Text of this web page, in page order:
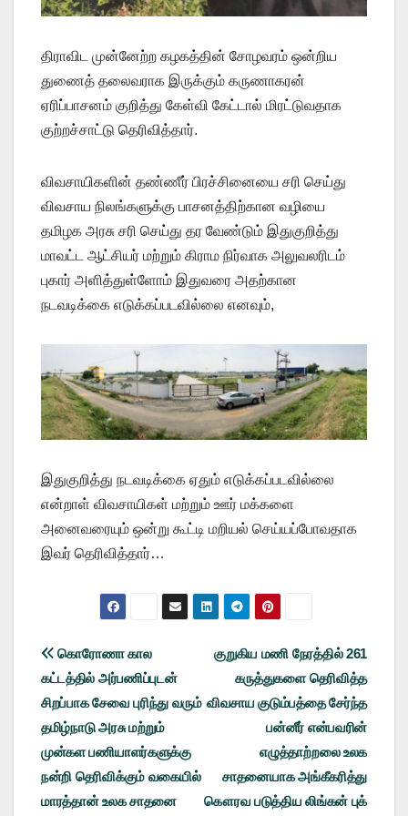
திராவிட முன்னேற்ற கழகத்தின் சோழவரம் ஒன்றிய
துணைத் தலைவராக இருக்கும் கருணாகரன்
ஏரிப்பாசனம் குறித்து கேள்வி கேட்டால் மிரட்டுவதாக
குற்றச்சாட்டு தெரிவித்தார்.
விவசாயிகளின் தண்ணீர் பிரச்சினையை சரி செய்து
விவசாய நிலங்களுக்கு பாசனத்திற்கான வழியை
தமிழக அரசு சரி செய்து தர வேண்டும் இதுகுறித்து
மாவட்ட ஆட்சியர் மற்றும் கிராம நிர்வாக அலுவலரிடம்
புகார் அளித்துள்ளோம் இதுவரை அதற்கான
நடவடிக்கை எடுக்கப்படவில்லை எனவும்,
இதுகுறித்து நடவடிக்கை ஏதும் எடுக்கப்படவில்லை
என்றாள் விவசாயிகள் மற்றும் ஊர் மக்களை
அனைவரையும் ஒன்று கூட்டி மறியல் செய்யப்போவதாக
இவர் தெரிவித்தார்…
Post
navigation
குறுகிய மணி நேரத்தில் 261
கருத்துகளை தெரிவித்த
விவசாய குடும்பத்தை சேர்ந்த
பன்னீர் என்பவரின்
எழுத்தாற்றலை உலக
சாதனையாக அங்கீகரித்து
கௌரவ படுத்திய லிங்கன் புக்
கொரோணா கால
கட்டத்தில் அர்பணிப்புடன்
சிறப்பாக சேவை புரிந்து வரும்
தமிழ்நாடு அரசு மற்றும்
முன்கள பணியாளர்களுக்கு
நன்றி தெரிவிக்கும் வகையில்
மாரத்தான் உலக சாதனை